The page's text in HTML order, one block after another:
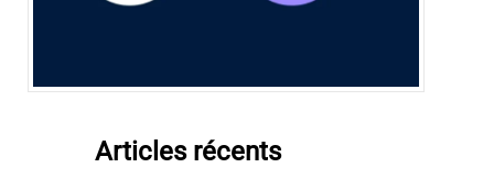
Articles récents